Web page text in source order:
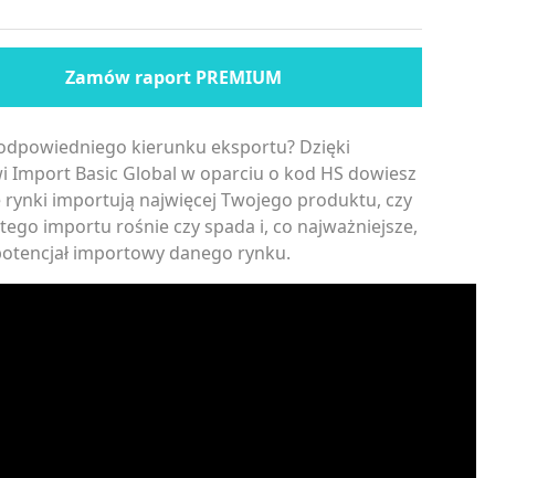
Zamów raport PREMIUM
kierunku eksportu? Dzięki
Import Basic Global w oparciu o kod HS dowiesz
rynki importują najwięcej Twojego produktu, czy
importu rośnie czy spada i, co najważniejsze,
importowy danego rynku.